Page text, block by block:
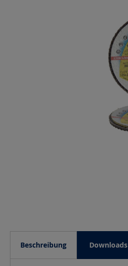
Beschreibung Downloads